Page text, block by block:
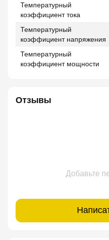
Температурный
коэффициент тока
Температурный
коэффициент напряжения
Температурный
коэффициент мощности
Отзывы
Добавьте